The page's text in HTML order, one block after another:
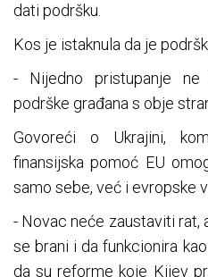
dati podršku.
Kos je istaknula da je
- Nijedno pristupanje
podrške građana s obje
Govoreći o Ukrajini,
finansijska pomoć EU
samo sebe, već i evropske
- Novac neće zaustaviti rat,
se brani i da funkcionira
da su reforme koje Kijev